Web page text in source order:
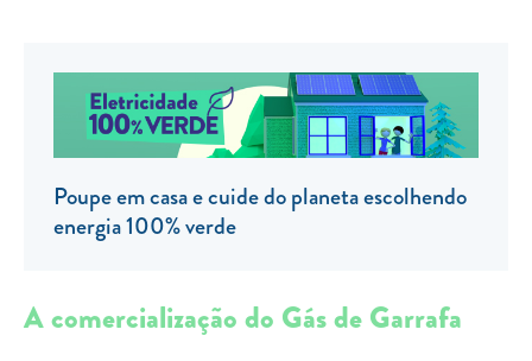
FRAUDE E SEGURANÇA
Preços de referência
Política de privacidade
Clientes com necessidades especiais
Poupe em casa e cuide do planeta escolhendo
energia 100% verde
A comercialização do Gás de Garrafa